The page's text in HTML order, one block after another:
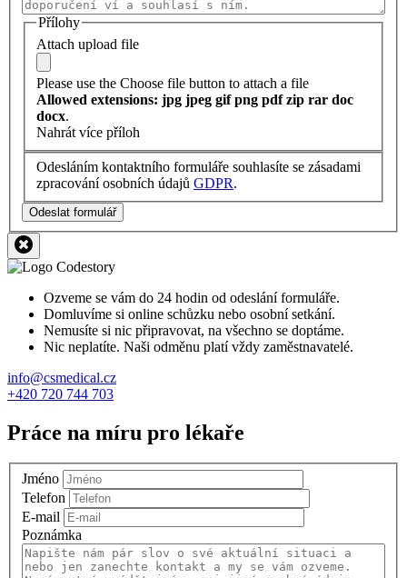
Přílohy
Attach upload file
Please use the Choose file button to attach a file
Allowed extensions: jpg jpeg gif png pdf zip rar doc
docx.
Nahrát více příloh
Odesláním kontaktního formuláře souhlasíte se zásadami
zpracování osobních údajů GDPR.
Odeslat formulář
Ozveme se vám do 24 hodin od odeslání formuláře.
Domluvíme si online schůzku nebo osobní setkání.
Nemusíte si nic připravovat, na všechno se doptáme.
Nic neplatíte. Naši odměnu platí vždy zaměstnavatelé.
info@csmedical.cz
+420 720 744 703
Práce na míru pro lékaře
Jméno
Telefon
E-mail
Poznámka